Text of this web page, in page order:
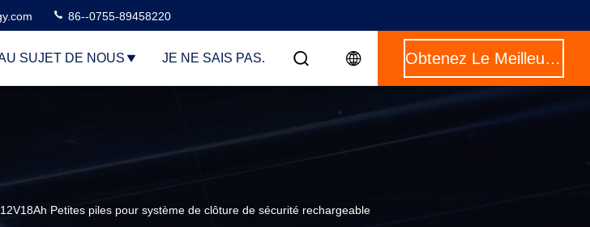
86--0755-89458220
SUJET DE NOUS JE NE SAIS PAS. Obtenez Le Meilleur Prix
Petites piles pour système de clôture de sécurité rechargeable